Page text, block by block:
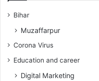
Bihar
Muzaffarpur
Corona Virus
Education and career
Digital Marketing